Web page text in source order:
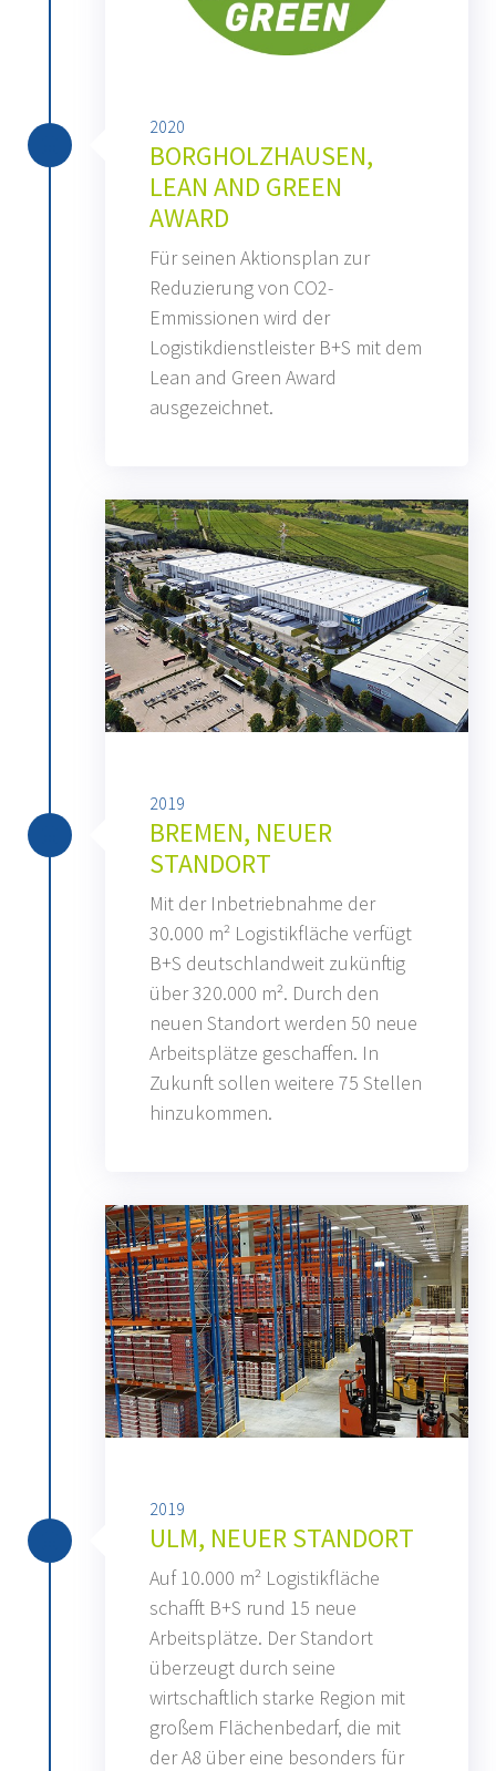
2020
BORGHOLZHAUSEN,
LEAN AND GREEN
AWARD
Für seinen Aktionsplan zur
Reduzierung von CO2-
Emmissionen wird der
Logistikdienstleister B+S mit dem
Lean and Green Award
ausgezeichnet.
2019
BREMEN, NEUER
STANDORT
Mit der Inbetriebnahme der
30.000 m² Logistikfläche verfügt
B+S deutschlandweit zukünftig
über 320.000 m². Durch den
neuen Standort werden 50 neue
Arbeitsplätze geschaffen. In
Zukunft sollen weitere 75 Stellen
hinzukommen.
2019
ULM, NEUER STANDORT
Auf 10.000 m² Logistikfläche
schafft B+S rund 15 neue
Arbeitsplätze. Der Standort
überzeugt durch seine
wirtschaftlich starke Region mit
großem Flächenbedarf, die mit
der A8 über eine besonders für